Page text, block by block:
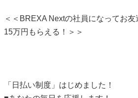
＜＜BREXA Nextの社員になってお
15万円もらえる！＞＞
「日払い制度」はじめました！